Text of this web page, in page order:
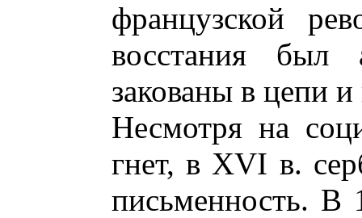
французской
восстания был
закованы в цепи
Несмотря на
гнет, в XVI в.
письменность. В